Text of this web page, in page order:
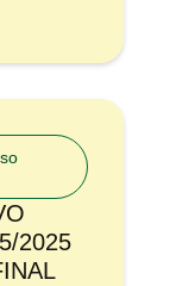
2025